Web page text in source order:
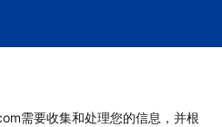
需要收集和处理您的信息，并根